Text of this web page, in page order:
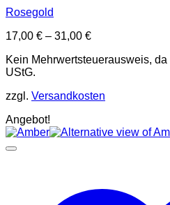
Rosegold
17,00 € – 31,00 €
Kein Mehrwertsteuerausweis,
UStG.
zzgl. Versandkosten
Angebot!